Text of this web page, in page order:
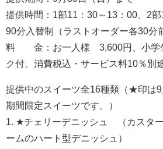
提供時間：1部11：30～13：00、2
90分入替制（ラストオーダー各30分
料 金：お一人様 3,600円、小学
ク付、消費税込・サービス料10％別途
提供中のスイーツ全16種類（★印は
期間限定スイーツです。）
1. ★チェリーデニッシュ （カスタ
ームのハート型デニッシュ）